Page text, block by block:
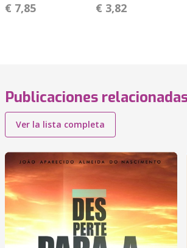
€ 7,85 € 3,82
Publicaciones
Ver la lista completa